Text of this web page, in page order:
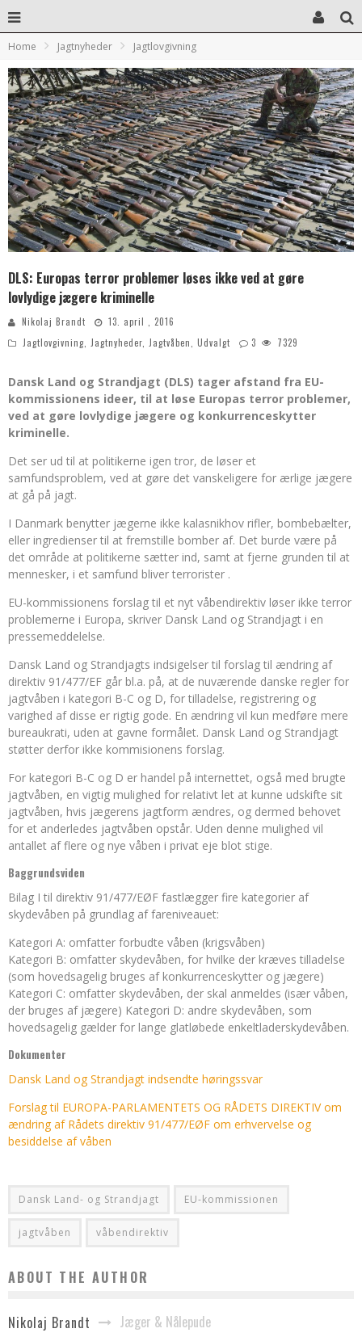
Home Jagtnyheder Jagtlovgivning
DLS: Europas terror problemer løses ikke ved at gøre
lovlydige jægere kriminelle
Nikolaj Brandt
13. april , 2016
Jagtlovgivning, Jagtnyheder, Jagtvåben, Udvalgt 3 7329
Dansk Land og Strandjagt (DLS) tager afstand fra EU-
kommissionens ideer, til at løse Europas terror problemer,
ved at gøre lovlydige jægere og konkurrenceskytter
kriminelle.
Det ser ud til at politikerne igen tror, de løser et
samfundsproblem, ved at gøre det vanskeligere for ærlige jægere
at gå på jagt.
I Danmark benytter jægerne ikke kalasnikhov rifler, bombebælter,
eller ingredienser til at fremstille bomber af. Det burde være på
det område at politikerne sætter ind, samt at fjerne grunden til at
mennesker, i et samfund bliver terrorister .
EU-kommissionens forslag til et nyt våbendirektiv løser ikke terror
problemerne i Europa, skriver Dansk Land og Strandjagt i en
pressemeddelelse.
Dansk Land og Strandjagts indsigelser til forslag til ændring af
direktiv 91/477/EF går bl.a. på, at de nuværende danske regler for
jagtvåben i kategori B-C og D, for tilladelse, registrering og
varighed af disse er rigtig gode. En ændring vil kun medføre mere
bureaukrati, uden at gavne formålet. Dansk Land og Strandjagt
støtter derfor ikke kommisionens forslag.
For kategori B-C og D er handel på internettet, også med brugte
jagtvåben, en vigtig mulighed for relativt let at kunne udskifte sit
jagtvåben, hvis jægerens jagtform ændres, og dermed behovet
for et anderledes jagtvåben opstår. Uden denne mulighed vil
antallet af flere og nye våben i privat eje blot stige.
Baggrundsviden
Bilag I til direktiv 91/477/EØF fastlægger fire kategorier af
skydevåben på grundlag af fareniveauet:
Kategori A: omfatter forbudte våben (krigsvåben)
Kategori B: omfatter skydevåben, for hvilke der kræves tilladelse
(som hovedsagelig bruges af konkurrenceskytter og jægere)
Kategori C: omfatter skydevåben, der skal anmeldes (især våben,
der bruges af jægere) Kategori D: andre skydevåben, som
hovedsagelig gælder for lange glatløbede enkeltladerskydevåben.
Dokumenter
Dansk Land og Strandjagt indsendte høringssvar
Forslag til EUROPA-PARLAMENTETS OG RÅDETS DIREKTIV om
ændring af Rådets direktiv 91/477/EØF om erhvervelse og
besiddelse af våben
Dansk Land- og Strandjagt EU-kommissionen
jagtvåben våbendirektiv
ABOUT THE AUTHOR
Nikolaj Brandt Jæger & Nålepude